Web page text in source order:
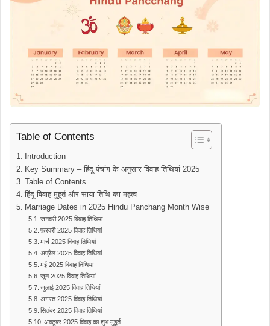
Table of Contents
Introduction
Key Summary – हिंदू पंचांग के अनुसार विवाह तिथियां 2025
Table of Contents
हिंदू विवाह मुहूर्त और साया तिथि का महत्व
Marriage Dates in 2025 Hindu Panchang Month Wise
जनवरी 2025 विवाह तिथियां
फ़रवरी 2025 विवाह तिथियां
मार्च 2025 विवाह तिथियां
अप्रैल 2025 विवाह तिथियां
मई 2025 विवाह तिथियां
जून 2025 विवाह तिथियां
जुलाई 2025 विवाह तिथियां
अगस्त 2025 विवाह तिथियां
सितंबर 2025 विवाह तिथियां
अक्टूबर 2025 विवाह का शुभ मुहूर्त